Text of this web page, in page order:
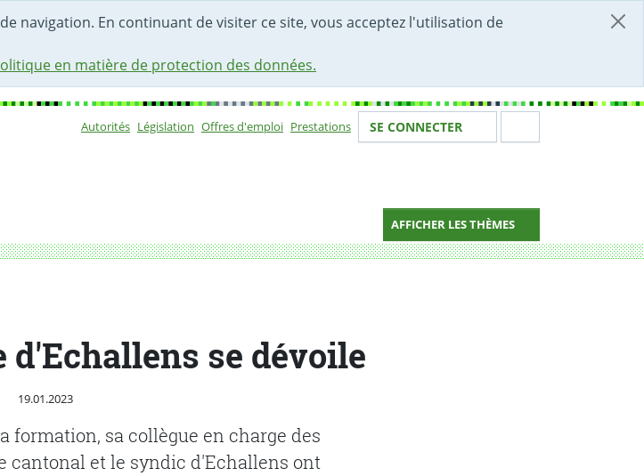
navigation. En continuant de visiter ce site, vous acceptez l'utilisation de
en matière de protection des données.
Autorités Législation Offres d'emploi Prestations Votre identité
SE CONNECTER
AFFICHER LES THÈMES
se dévoile
Publié le
19.01.2023
formation, sa collègue en charge des
cantonal et le syndic d'Echallens ont